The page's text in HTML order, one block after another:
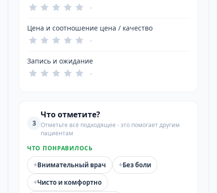
-
Цена и соотношение цена / качество
-
Запись и ожидание
-
3
Что отметите?
Отметьте всё подходящее - это помогает другим
пациентам
ЧТО ПОНРАВИЛОСЬ
+Внимательный врач +Без боли
+Чисто и комфортно